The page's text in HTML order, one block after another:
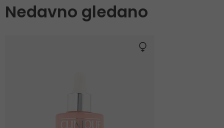
Nedavno gledano